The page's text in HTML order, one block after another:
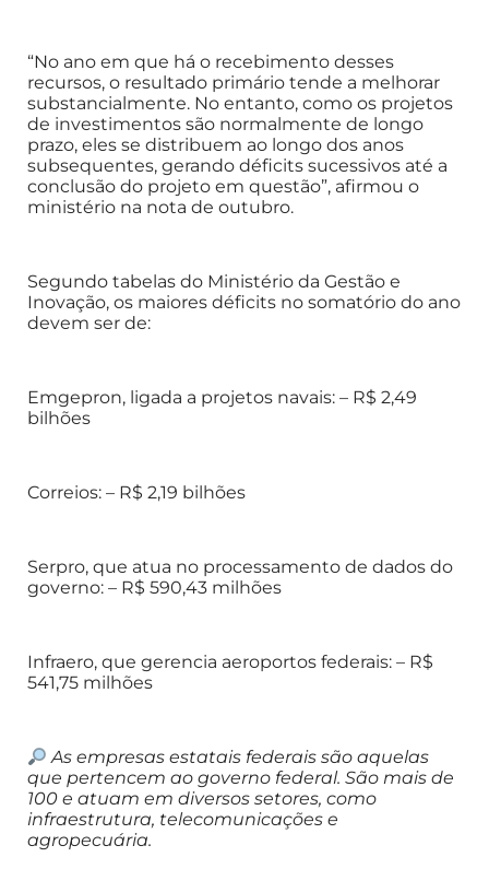
“No ano em que há o recebimento desses
recursos, o resultado primário tende a melhorar
substancialmente. No entanto, como os projetos
de investimentos são normalmente de longo
prazo, eles se distribuem ao longo dos anos
subsequentes, gerando déficits sucessivos até a
conclusão do projeto em questão”, afirmou o
ministério na nota de outubro.
Segundo tabelas do Ministério da Gestão e
Inovação, os maiores déficits no somatório do ano
devem ser de:
Emgepron, ligada a projetos navais: – R$ 2,49
bilhões
Correios: – R$ 2,19 bilhões
Serpro, que atua no processamento de dados do
governo: – R$ 590,43 milhões
Infraero, que gerencia aeroportos federais: – R$
541,75 milhões
As empresas estatais federais são aquelas
que pertencem ao governo federal. São mais de
100 e atuam em diversos setores, como
infraestrutura, telecomunicações e
agropecuária.